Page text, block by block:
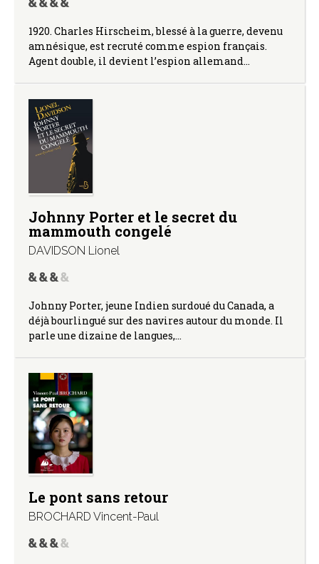
1920. Charles Hirscheim, blessé à la guerre, devenu
amnésique, est recruté comme espion français.
Agent double, il devient l’espion allemand…
Johnny Porter et le secret du
mammouth congelé
DAVIDSON Lionel
Johnny Porter, jeune Indien surdoué du Canada, a
déjà bourlingué sur des navires autour du monde. Il
parle une dizaine de langues,…
Le pont sans retour
BROCHARD Vincent-Paul